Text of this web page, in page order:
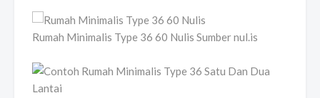
Rumah Minimalis Type 36 60 Nulis Sumber nul.is